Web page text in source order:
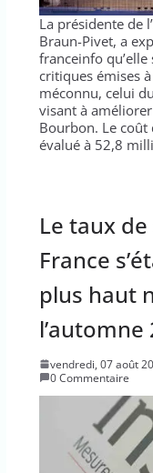
La présidente de
Braun-Pivet, a
franceinfo qu’elle
critiques émises
méconnu, celui
visant à améliorer
Bourbon. Le
évalué à 52,8
Le taux
France
plus haut
l’automne
vendredi, 07 août
0 Commentaire